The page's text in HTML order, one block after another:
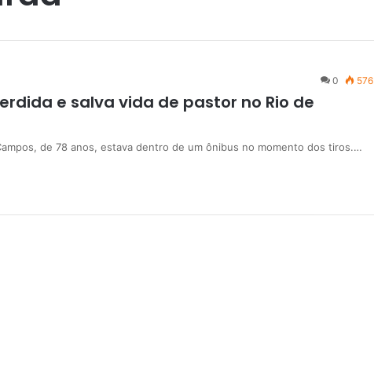
0 576
e salva vida de pastor no Rio de
de 78 anos, estava dentro de um ônibus no momento dos tiros.…